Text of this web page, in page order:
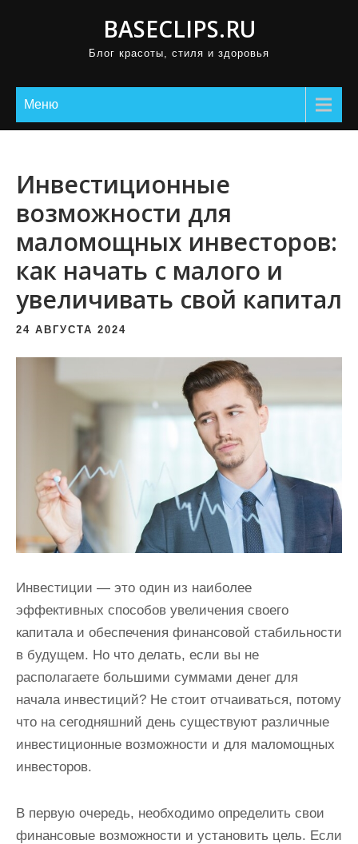
BASECLIPS.RU
Блог красоты, стиля и здоровья
Меню
Инвестиционные
возможности для
маломощных инвесторов:
как начать с малого и
увеличивать свой капитал
24 АВГУСТА 2024
Инвестиции — это один из наиболее
эффективных способов увеличения своего
капитала и обеспечения финансовой стабильности
в будущем. Но что делать, если вы не
располагаете большими суммами денег для
начала инвестиций? Не стоит отчаиваться, потому
что на сегодняшний день существуют различные
инвестиционные возможности и для маломощных
инвесторов.
В первую очередь, необходимо определить свои
финансовые возможности и установить цель. Если